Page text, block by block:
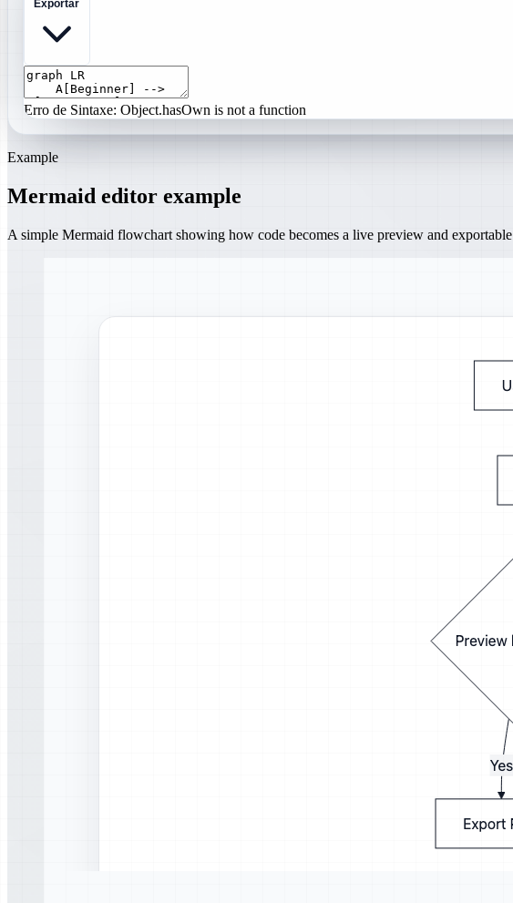
Erro de Sintaxe: Object.hasOwn is not a function
Example
Mermaid editor example
A simple Mermaid flowchart showing how code becomes a live preview and